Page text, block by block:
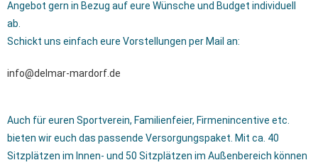
Angebot gern in Bezug auf eure Wünsche und Budget individuell
ab.
Schickt uns einfach eure Vorstellungen per Mail an:
info@delmar-mardorf.de
Auch für euren Sportverein, Familienfeier, Firmenincentive etc.
bieten wir euch das passende Versorgungspaket. Mit ca. 40
Sitzplätzen im Innen- und 50 Sitzplätzen im Außenbereich können